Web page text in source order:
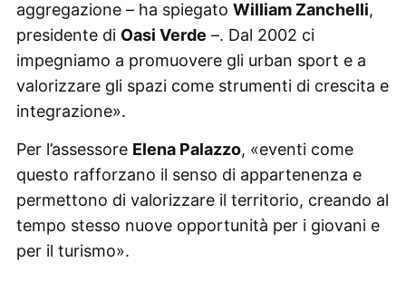
aggregazione – ha spiegato William Zanchelli,
presidente di Oasi Verde –. Dal 2002 ci
impegniamo a promuovere gli urban sport e a
valorizzare gli spazi come strumenti di crescita e
integrazione».
Per l’assessore Elena Palazzo, «eventi come
questo rafforzano il senso di appartenenza e
permettono di valorizzare il territorio, creando al
tempo stesso nuove opportunità per i giovani e
per il turismo».